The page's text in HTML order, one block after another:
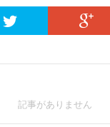
記事がありません